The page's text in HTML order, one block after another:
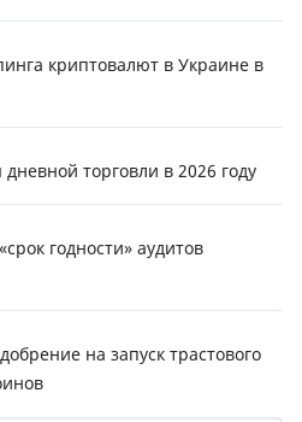
криптовалют в Украине в
торговли в 2026 году
годности» аудитов
на запуск трастового